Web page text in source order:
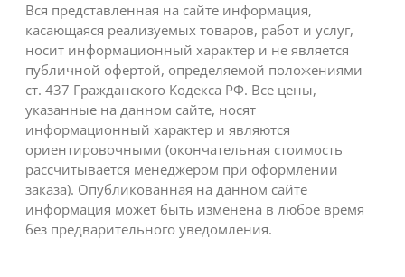
Вся представленная на сайте информация,
касающаяся реализуемых товаров, работ и услуг,
носит информационный характер и не является
публичной офертой, определяемой положениями
ст. 437 Гражданского Кодекса РФ. Все цены,
указанные на данном сайте, носят
информационный характер и являются
ориентировочными (окончательная стоимость
рассчитывается менеджером при оформлении
заказа). Опубликованная на данном сайте
информация может быть изменена в любое время
без предварительного уведомления.